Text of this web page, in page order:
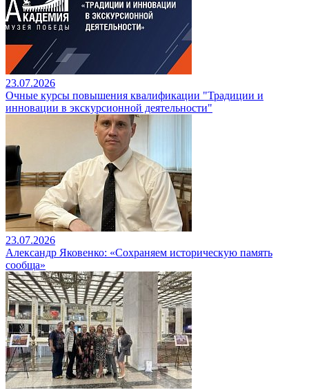
23.07.2026
Очные курсы повышения квалификации "Традиции и
инновации в экскурсионной деятельности"
23.07.2026
Александр Яковенко: «Сохраняем историческую память
сообща»